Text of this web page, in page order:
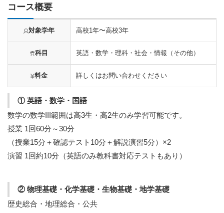
コース概要
対象学年 高校1年〜高校3年
科目 英語・数学・理科・社会・情報（その他）
料金 詳しくはお問い合わせください
① 英語・数学・国語
数学の数学III範囲は高3生・高2生のみ学習可能です。
授業 1回60分～30分
（授業15分＋確認テスト10分＋解説演習5分）×2
演習 1回約10分（英語のみ教科書対応テストもあり）
② 物理基礎・化学基礎・生物基礎・地学基礎
歴史総合・地理総合・公共